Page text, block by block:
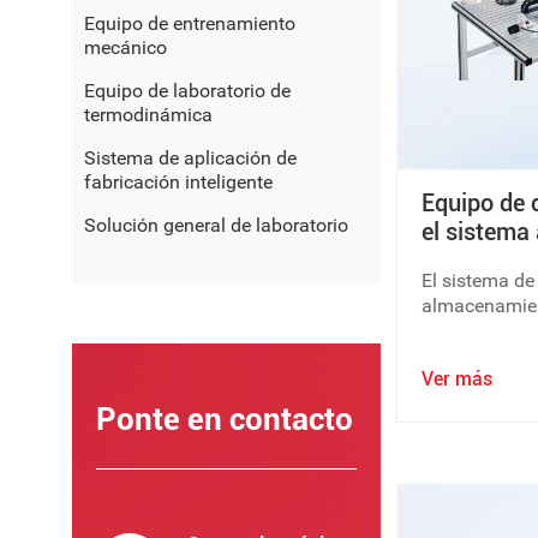
Equipo de entrenamiento
mecánico
Equipo de laboratorio de
termodinámica
Sistema de aplicación de
fabricación inteligente
Solución general de laboratorio
Ponte en contacto
Equipo de
el sistema
El sistema
educación
Ver más